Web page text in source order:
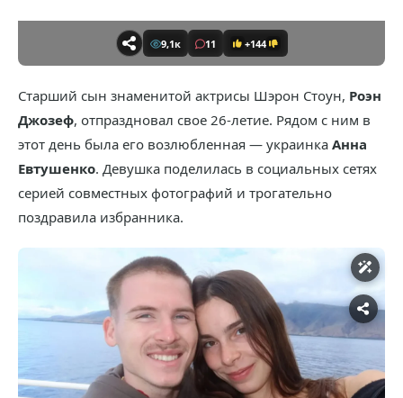
9,1к 11 +144
Старший сын знаменитой актрисы Шэрон Стоун, Роэн
Джозеф, отпраздновал свое 26-летие. Рядом с ним в
этот день была его возлюбленная — украинка Анна
Евтушенко. Девушка поделилась в социальных сетях
серией совместных фотографий и трогательно
поздравила избранника.